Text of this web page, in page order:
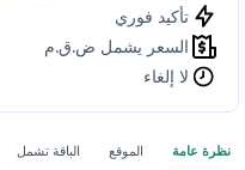
تأكيد فوري
السعر يشمل ض.ق.م
لا إلغاء
نظرة عامة الموقع الباقة تشمل